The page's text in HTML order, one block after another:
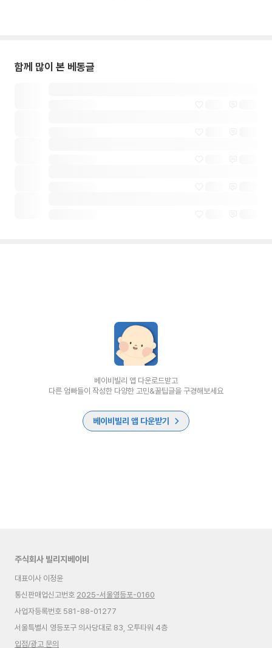
함께 많이 본 베동글
베이비빌리 앱 다운로드받고
다른 엄빠들이 작성한 다양한 고민&꿀팁글을 구경해보세요
베이비빌리 앱 다운받기
주식회사 빌리지베이비
대표이사 이정윤
통신판매업신고번호 2025-서울영등포-0160
사업자등록번호 581-88-01277
서울특별시 영등포구 의사당대로 83, 오투타워 4층
입점/광고 문의